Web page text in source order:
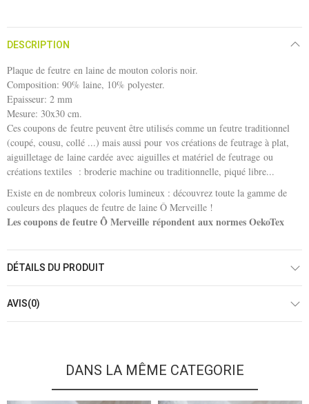
DESCRIPTION
Plaque de feutre en laine de mouton coloris noir.
Composition: 90% laine, 10% polyester.
Epaisseur: 2 mm
Mesure: 30x30 cm.
Ces coupons de feutre peuvent être utilisés comme un feutre traditionnel
(coupé, cousu, collé ...) mais aussi pour vos créations de feutrage à plat,
aiguilletage de laine cardée avec aiguilles et matériel de feutrage ou
créations textiles : broderie machine ou traditionnelle, piqué libre...
Existe en de nombreux coloris lumineux : découvrez toute la gamme de
couleurs des plaques de feutre de laine Ô Merveille !
Les coupons de feutre Ô Merveille répondent aux normes OekoTex
DÉTAILS DU PRODUIT
AVIS(0)
DANS LA MÊME CATEGORIE